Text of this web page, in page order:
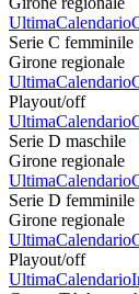
UltimaCalendario
Serie C femminile
Girone regionale
UltimaCalendario
Playout/off
UltimaCalendario
Serie D maschile
Girone regionale
UltimaCalendario
Serie D femminile
Girone regionale
UltimaCalendario
Playout/off
UltimaCalendario